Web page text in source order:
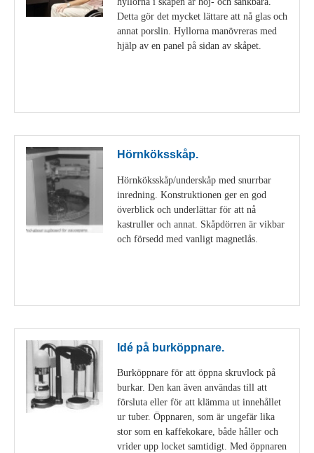
Detta gör det mycket lättare att nå glas och
annat porslin. Hyllorna manövreras med
hjälp av en panel på sidan av skåpet.
Hörnköksskåp.
Hörnköksskåp/underskåp med snurrbar
inredning. Konstruktionen ger en god
överblick och underlättar för att nå
kastruller och annat. Skåpdörren är vikbar
och försedd med vanligt magnetlås.
Idé på burköppnare.
Burköppnare för att öppna skruvlock på
burkar. Den kan även användas till att
försluta eller för att klämma ut innehållet
ur tuber. Öppnaren, som är ungefär lika
stor som en kaffekokare, både håller och
vrider upp locket samtidigt. Med öppnaren